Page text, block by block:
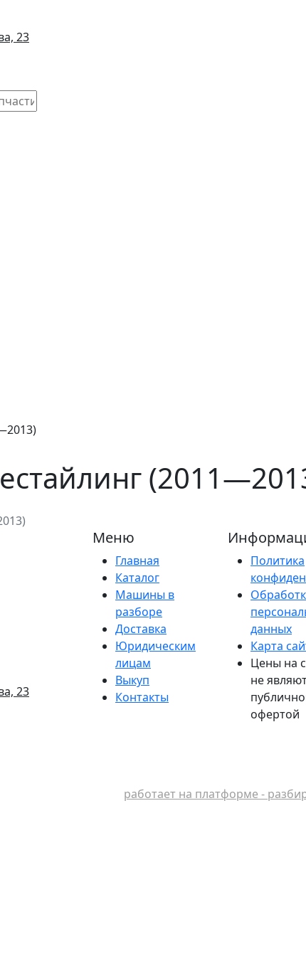
23
23
Меню
Главная
Каталог
Машины в
разборе
Доставка
Юридическим
лицам
Выкуп
Контакты
Политика
данных
Карта
Цены на
не
офертой
работает на платформе -